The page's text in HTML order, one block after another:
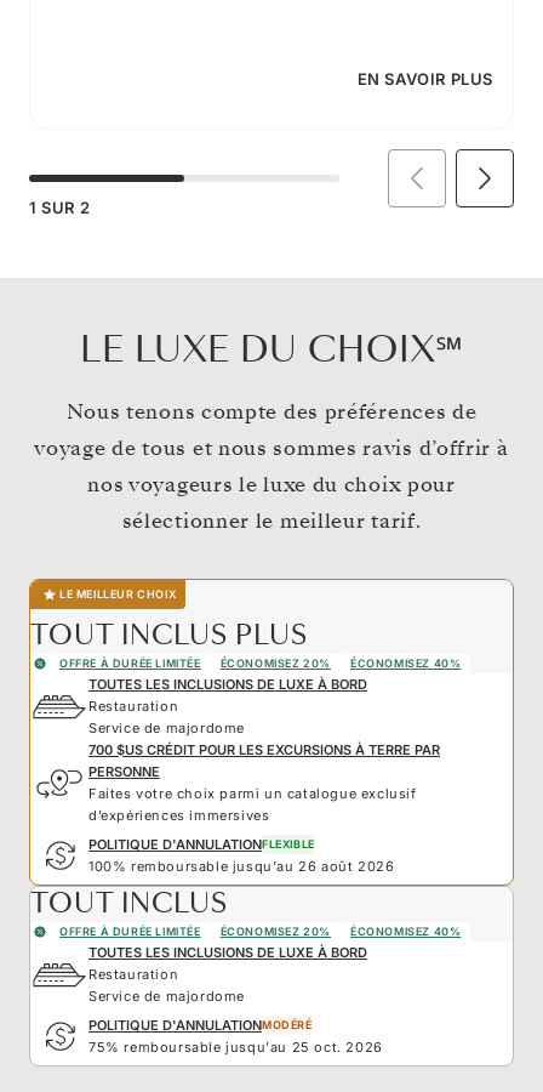
EN SAVOIR PLUS
1 SUR 2
LE LUXE DU CHOIX℠
Nous tenons compte des préférences de
voyage de tous et nous sommes ravis d’offrir à
nos voyageurs le luxe du choix pour
sélectionner le meilleur tarif.
LE MEILLEUR CHOIX
TOUT INCLUS PLUS
OFFRE À DURÉE LIMITÉE ÉCONOMISEZ 20% ÉCONOMISEZ 40%
TOUTES LES INCLUSIONS DE LUXE À BORD
Restauration
Service de majordome
700 $US CRÉDIT POUR LES EXCURSIONS À TERRE PAR
PERSONNE
Faites votre choix parmi un catalogue exclusif
d’expériences immersives
POLITIQUE D'ANNULATIONFLEXIBLE
100% remboursable jusqu'au 26 août 2026
TOUT INCLUS
OFFRE À DURÉE LIMITÉE ÉCONOMISEZ 20% ÉCONOMISEZ 40%
TOUTES LES INCLUSIONS DE LUXE À BORD
Restauration
Service de majordome
POLITIQUE D'ANNULATIONMODÉRÉ
75% remboursable jusqu'au 25 oct. 2026